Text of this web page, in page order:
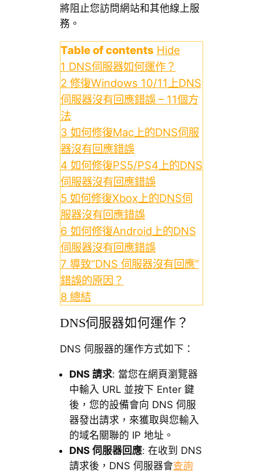
將阻止您訪問網站和其他線上服
務。
Table of contents Hide
1 DNS伺服器如何運作？
2 修復Windows 10/11上DNS
伺服器沒有回應錯誤 – 11個方
法
3 如何修復Mac上的DNS伺服
器沒有回應錯誤
4 如何修復PS5/PS4上的DNS
伺服器沒有回應錯誤
5 如何修復Xbox上的DNS伺
服器沒有回應錯誤
6 如何修復Android上的DNS
伺服器沒有回應錯誤
7 導致“DNS 伺服器沒有回應”
錯誤的原因？
8 總結
DNS伺服器如何運作？
DNS 伺服器的運作方式如下：
DNS 請求: 當您在網頁瀏覽器
中輸入 URL 並按下 Enter 鍵
後，您的設備會向 DNS 伺服
器發出請求，來獲取與您輸入
的域名關聯的 IP 地址。
DNS 伺服器回應: 在收到 DNS
請求後，DNS 伺服器會查詢